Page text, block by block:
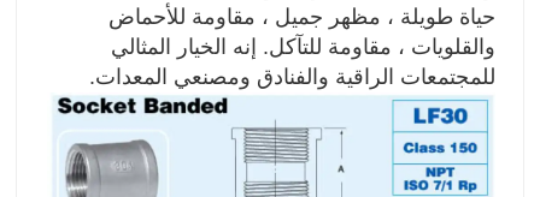
حياة طويلة ، مظهر جميل ، مقاومة للأحماض
والقلويات ، مقاومة للتآكل. إنه الخيار المثالي
للمجتمعات الراقية والفنادق ومصنعي المعدات.